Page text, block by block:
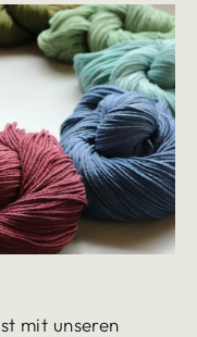
mit unseren